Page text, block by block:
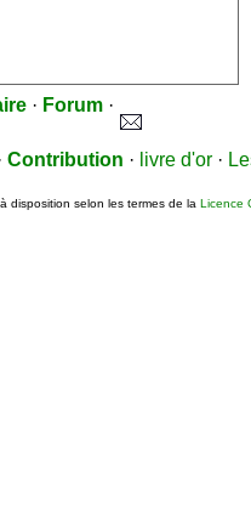
· Forum ·
Contribution · livre d'or ·
disposition selon les termes de la Licence